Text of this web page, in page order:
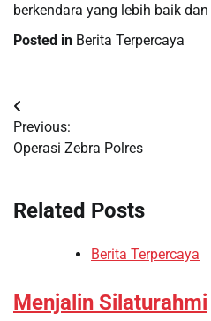
berkendara yang lebih baik
Posted in Berita Terpercaya
Post
navigation
Previous:
Operasi Zebra Polres
Related Posts
Berita Terpercaya
Menjalin Silaturahmi